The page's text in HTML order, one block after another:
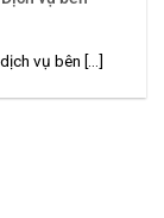
vụ bên [...]